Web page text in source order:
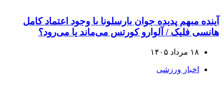
آینده مبهم پدیده جوان بارسلونا با وجود اعتماد کامل
هانسی فلیک / آلوارو کورتس می‌ماند یا می‌رود؟
۱۸ مرداد ۱۴۰۵
اخبار ورزشی